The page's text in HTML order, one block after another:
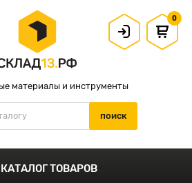
материалы и инструменты
0
КАТАЛОГ ТОВАРОВ